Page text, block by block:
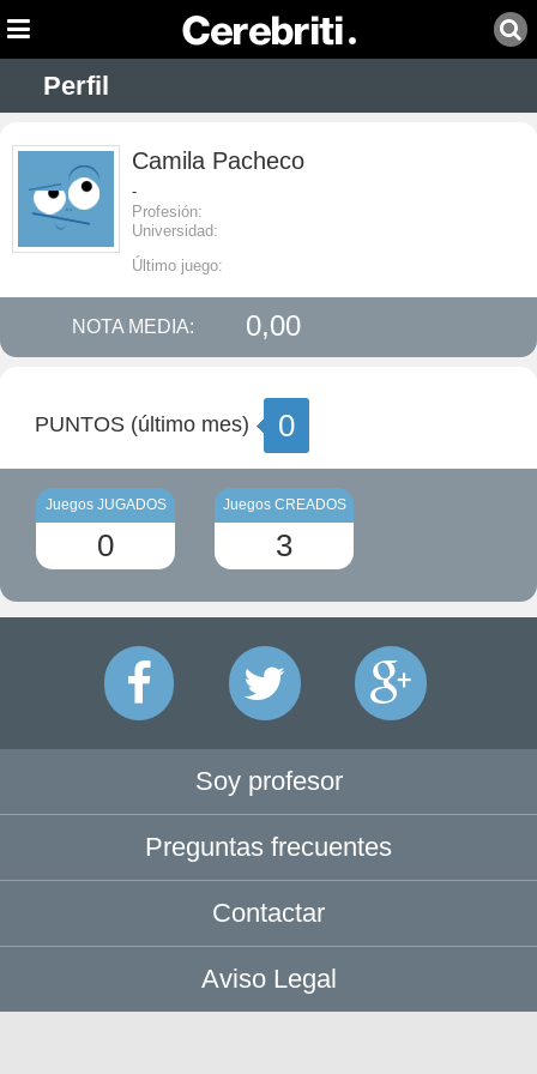
Perfil
Camila Pacheco
-
Profesión:
Universidad:
Último juego:
NOTA MEDIA: 0,00
PUNTOS (último mes) 0
Juegos JUGADOS
0
Juegos CREADOS
3
Soy profesor
Preguntas frecuentes
Contactar
Aviso Legal